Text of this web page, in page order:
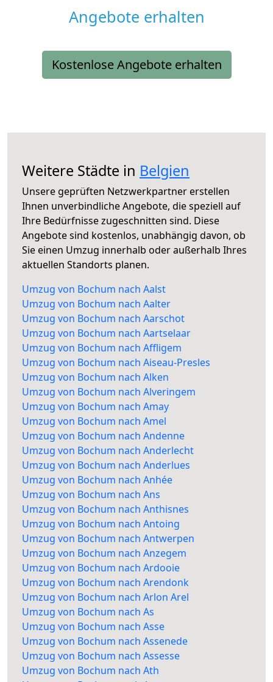
Angebote erhalten
Kostenlose Angebote erhalten
Weitere Städte in Belgien
Unsere geprüften Netzwerkpartner erstellen
Ihnen unverbindliche Angebote, die speziell auf
Ihre Bedürfnisse zugeschnitten sind. Diese
Angebote sind kostenlos, unabhängig davon, ob
Sie einen Umzug innerhalb oder außerhalb Ihres
aktuellen Standorts planen.
Umzug von Bochum nach Aalst
Umzug von Bochum nach Aalter
Umzug von Bochum nach Aarschot
Umzug von Bochum nach Aartselaar
Umzug von Bochum nach Affligem
Umzug von Bochum nach Aiseau-Presles
Umzug von Bochum nach Alken
Umzug von Bochum nach Alveringem
Umzug von Bochum nach Amay
Umzug von Bochum nach Amel
Umzug von Bochum nach Andenne
Umzug von Bochum nach Anderlecht
Umzug von Bochum nach Anderlues
Umzug von Bochum nach Anhée
Umzug von Bochum nach Ans
Umzug von Bochum nach Anthisnes
Umzug von Bochum nach Antoing
Umzug von Bochum nach Antwerpen
Umzug von Bochum nach Anzegem
Umzug von Bochum nach Ardooie
Umzug von Bochum nach Arendonk
Umzug von Bochum nach Arlon Arel
Umzug von Bochum nach As
Umzug von Bochum nach Asse
Umzug von Bochum nach Assenede
Umzug von Bochum nach Assesse
Umzug von Bochum nach Ath